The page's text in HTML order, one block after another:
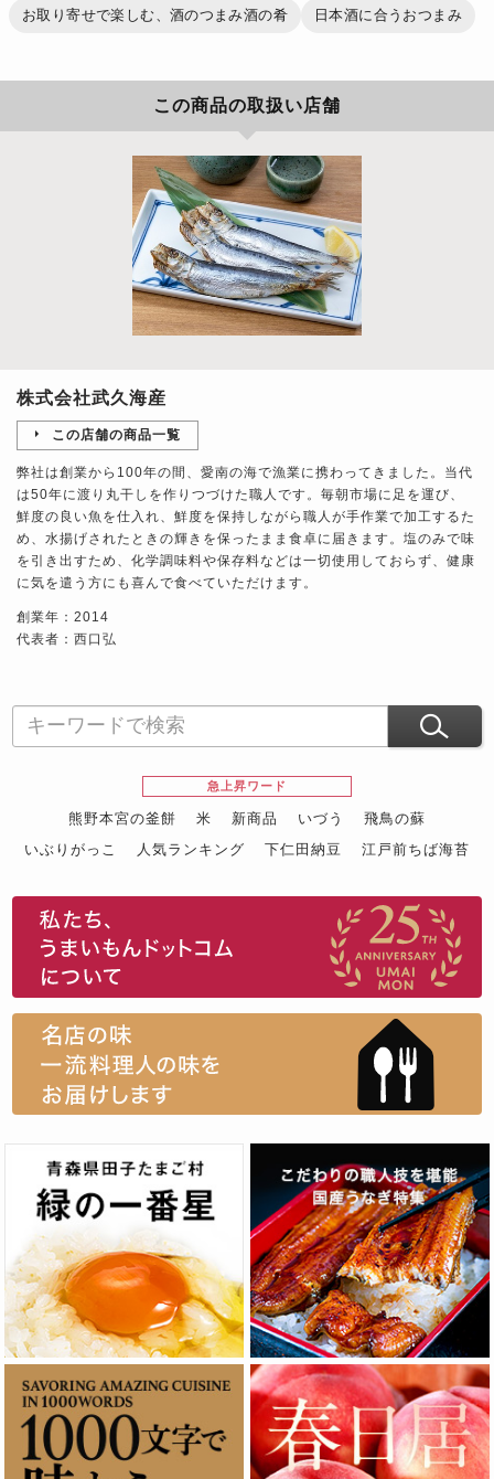
お取り寄せで楽しむ、酒のつまみ酒の肴 日本酒に合うおつまみ
この商品の取扱い店舗
株式会社武久海産
この店舗の商品一覧
弊社は創業から100年の間、愛南の海で漁業に携わってきました。当代
は50年に渡り丸干しを作りつづけた職人です。毎朝市場に足を運び、
鮮度の良い魚を仕入れ、鮮度を保持しながら職人が手作業で加工するた
め、水揚げされたときの輝きを保ったまま食卓に届きます。塩のみで味
を引き出すため、化学調味料や保存料などは一切使用しておらず、健康
に気を遣う方にも喜んで食べていただけます。
創業年：2014
代表者：西口弘
急上昇ワード
熊野本宮の釜餅 米 新商品 いづう
飛鳥の蘇
いぶりがっこ
人気ランキング 下仁田納豆
江戸前ちば海苔